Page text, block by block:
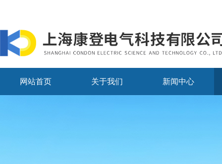
网站首页 关于我们 新闻中心